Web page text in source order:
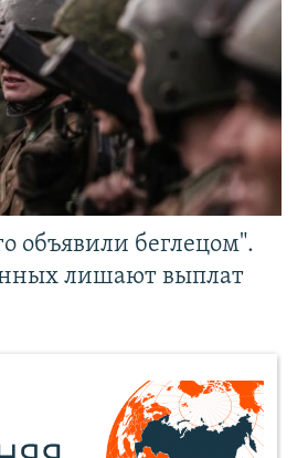
объявили беглецом".
лишают выплат